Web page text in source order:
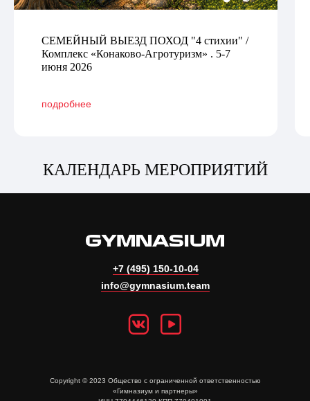
СЕМЕЙНЫЙ ВЫЕЗД ПОХОД "4 стихии" /
Комплекс «Конаково-Агротуризм» . 5-7
июня 2026
подробнее
КАЛЕНДАРЬ МЕРОПРИЯТИЙ
Copyright © 2023 Общество с ограниченной ответственностью
«Гимназиум и партнеры»
+7 (495) 150-10-04
info@gymnasium.team